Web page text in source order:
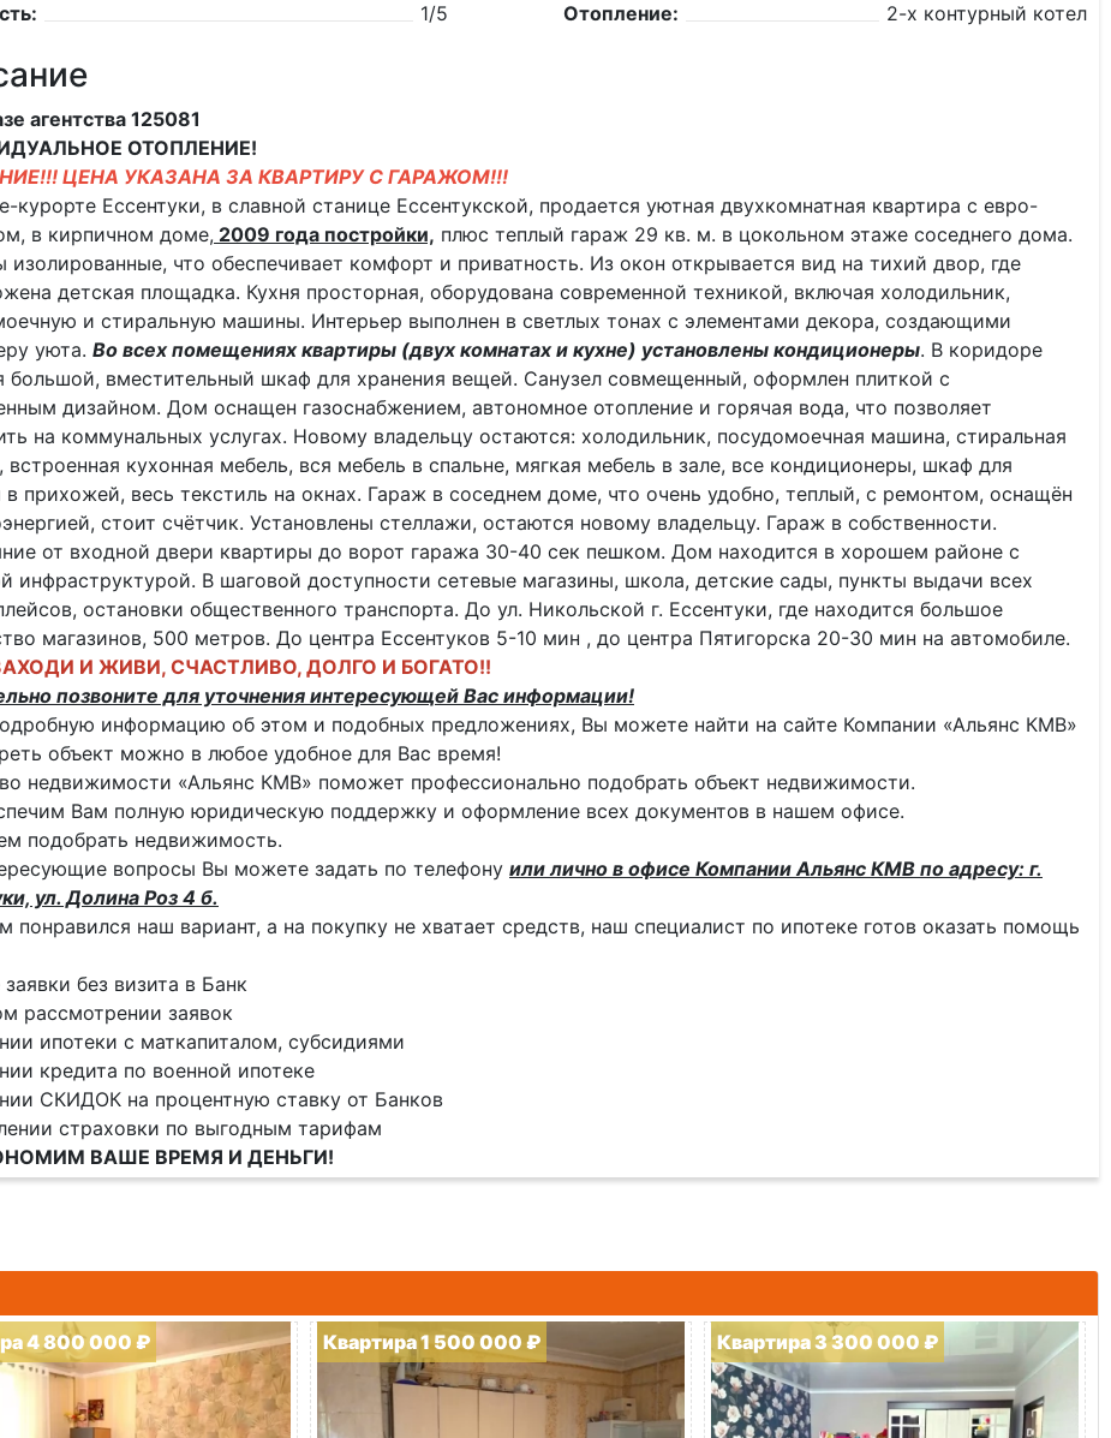
1/5
Отопление:
2-х контурный котел
агентства 125081
ОТОПЛЕНИЕ!
ЦЕНА УКАЗАНА ЗА КВАРТИРУ С ГАРАЖОМ!!!
курорте Ессентуки, в славной станице Ессентукской, продается уютная двухкомнатная квартира с евро-
в кирпичном доме, 2009 года постройки, плюс теплый гараж 29 кв. м. в цокольном этаже соседнего дома.
изолированные, что обеспечивает комфорт и приватность. Из окон открывается вид на тихий двор, где
детская площадка. Кухня просторная, оборудована современной техникой, включая холодильник,
и стиральную машины. Интерьер выполнен в светлых тонах с элементами декора, создающими
уюта. Во всех помещениях квартиры (двух комнатах и кухне) установлены кондиционеры. В коридоре
большой, вместительный шкаф для хранения вещей. Санузел совмещенный, оформлен плиткой с
дизайном. Дом оснащен газоснабжением, автономное отопление и горячая вода, что позволяет
на коммунальных услугах. Новому владельцу остаются: холодильник, посудомоечная машина, стиральная
кухонная мебель, вся мебель в спальне, мягкая мебель в зале, все кондиционеры, шкаф для
прихожей, весь текстиль на окнах. Гараж в соседнем доме, что очень удобно, теплый, с ремонтом, оснащён
стоит счётчик. Установлены стеллажи, остаются новому владельцу. Гараж в собственности.
от входной двери квартиры до ворот гаража 30-40 сек пешком. Дом находится в хорошем районе с
инфраструктурой. В шаговой доступности сетевые магазины, школа, детские сады, пункты выдачи всех
остановки общественного транспорта. До ул. Никольской г. Ессентуки, где находится большое
магазинов, 500 метров. До центра Ессентуков 5-10 мин , до центра Пятигорска 20-30 мин на автомобиле.
И ЖИВИ, СЧАСТЛИВО, ДОЛГО И БОГАТО!!
позвоните для уточнения интересующей Вас информации!
информацию об этом и подобных предложениях, Вы можете найти на сайте Компании «Альянс КМВ»
объект можно в любое удобное для Вас время!
недвижимости «Альянс КМВ» поможет профессионально подобрать объект недвижимости.
Вам полную юридическую поддержку и оформление всех документов в нашем офисе.
подобрать недвижимость.
вопросы Вы можете задать по телефону или лично в офисе Компании Альянс КМВ по адресу: г.
ул. Долина Роз 4 б.
понравился наш вариант, а на покупку не хватает средств, наш специалист по ипотеке готов оказать помощь
без визита в Банк
рассмотрении заявок
ипотеки с маткапиталом, субсидиями
кредита по военной ипотеке
СКИДОК на процентную ставку от Банков
страховки по выгодным тарифам
ВАШЕ ВРЕМЯ И ДЕНЬГИ!
4 800 000 ₽ Квартира 1 500 000 ₽ Квартира 3 300 000 ₽